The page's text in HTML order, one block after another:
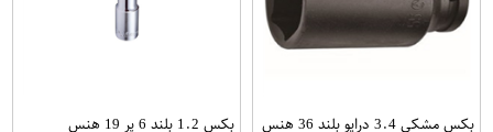
بکس مشکی 3.4 درایو بلند 36 هنس بکس 1.2 بلند 6 پر 19 هنس